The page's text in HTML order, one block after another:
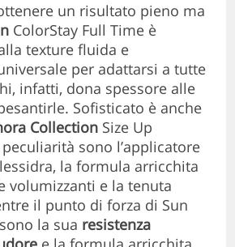
un risultato pieno ma
ColorStay Full Time è
texture fluida e
per adattarsi a tutte
infatti, dona spessore alle
Sofisticato è anche
Collection Size Up
sono l’applicatore
la formula arricchita
volumizzanti e la tenuta
il punto di forza di Sun
sono la sua resistenza